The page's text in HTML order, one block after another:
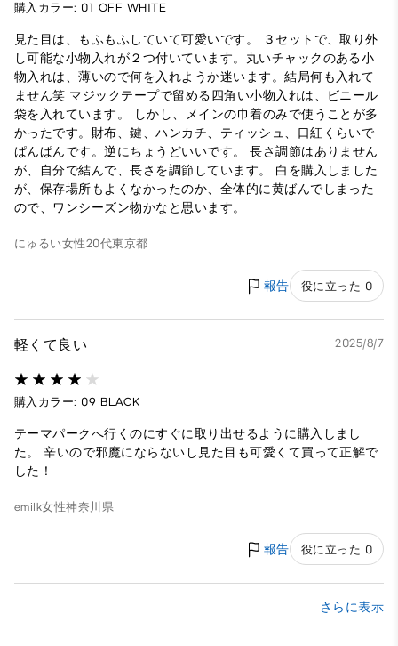
購入カラー: 01 OFF WHITE
見た目は、もふもふしていて可愛いです。 ３セットで、取り外
し可能な小物入れが２つ付いています。丸いチャックのある小
物入れは、薄いので何を入れようか迷います。結局何も入れて
ません笑 マジックテープで留める四角い小物入れは、ビニール
袋を入れています。 しかし、メインの巾着のみで使うことが多
かったです。財布、鍵、ハンカチ、ティッシュ、口紅くらいで
ぱんぱんです。逆にちょうどいいです。 長さ調節はありません
が、自分で結んで、長さを調節しています。 白を購入しました
が、保存場所もよくなかったのか、全体的に黄ばんでしまった
ので、ワンシーズン物かなと思います。
にゅるい女性20代東京都
報告 役に立った 0
軽くて良い 2025/8/7
購入カラー: 09 BLACK
テーマパークへ行くのにすぐに取り出せるように購入しまし
た。 辛いので邪魔にならないし見た目も可愛くて買って正解で
した！
emilk女性神奈川県
報告 役に立った 0
さらに表示